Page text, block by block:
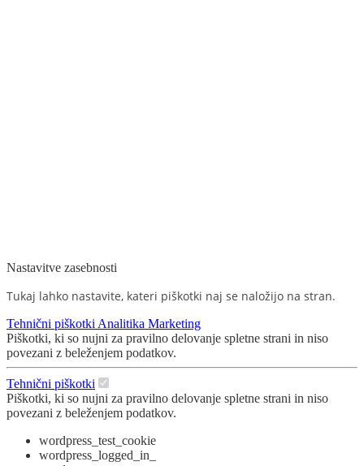
Nastavitve zasebnosti
Tukaj lahko nastavite, kateri piškotki naj se naložijo na stran.
Tehnični piškotkiAnalitika Marketing
Piškotki, ki so nujni za pravilno delovanje spletne strani in niso
povezani z beleženjem podatkov.
Tehnični piškotki
Piškotki, ki so nujni za pravilno delovanje spletne strani in niso
povezani z beleženjem podatkov.
wordpress_test_cookie
wordpress_logged_in_